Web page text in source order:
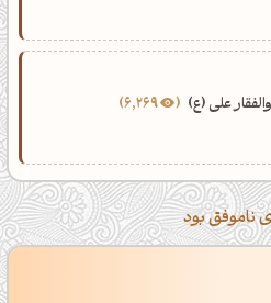
علی (ع) 6,269
ناموفق بود
اینستاگرام